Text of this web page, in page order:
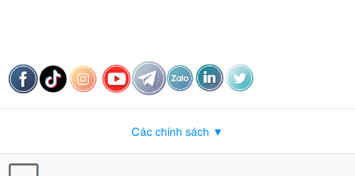
Các chính sách ▼